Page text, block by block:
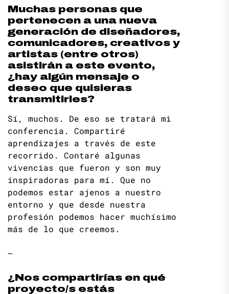
Muchas personas que
pertenecen a una nueva
generación de diseñadores,
comunicadores, creativos y
artistas (entre otros)
asistirán a este evento,
¿hay algún mensaje o
deseo que quisieras
transmitirles?
Sí, muchos. De eso se tratará mi
conferencia. Compartiré
aprendizajes a través de este
recorrido. Contaré algunas
vivencias que fueron y son muy
inspiradoras para mí. Que no
podemos estar ajenos a nuestro
entorno y que desde nuestra
profesión podemos hacer muchísimo
más de lo que creemos.
–
¿Nos compartirías en qué
proyecto/s estás